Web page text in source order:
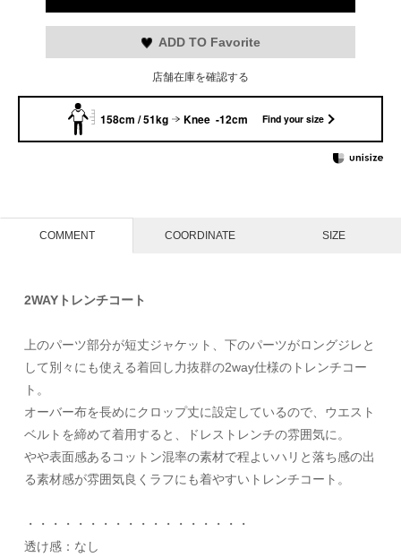
ADD TO Favorite
店舗在庫を確認する
158cm / 51kg Knee -12cm Find your size
COMMENT COORDINATE SIZE
2WAYトレンチコート
上のパーツ部分が短丈ジャケット、下のパーツがロングジレと
して別々にも使える着回し力抜群の2way仕様のトレンチコー
ト。
オーバー布を長めにクロップ丈に設定しているので、ウエスト
ベルトを締めて着用すると、ドレストレンチの雰囲気に。
やや表面感あるコットン混率の素材で程よいハリと落ち感の出
る素材感が雰囲気良くラフにも着やすいトレンチコート。
・・・・・・・・・・・・・・・・・・
透け感：なし